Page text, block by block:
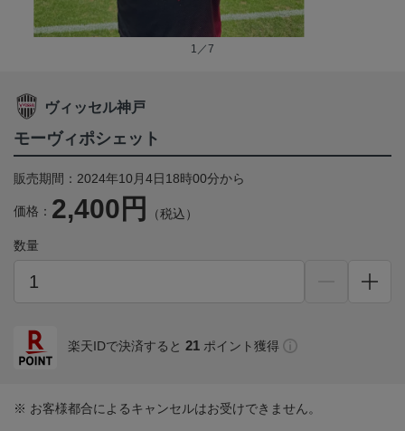
1／7
ヴィッセル神戸
モーヴィポシェット
販売期間：2024年10月4日18時00分から
価格： 2,400円 （税込）
数量
楽天IDで決済すると 21 ポイント獲得
※ お客様都合によるキャンセルはお受けできません。